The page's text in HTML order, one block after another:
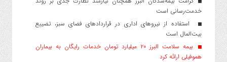
خدمت‌رسانی است
استفاده از نیروهای اداری در قراردادهای فضای سبز، تضییع
بیت‌المال است
بیمه سلامت البرز ۲۰ میلیارد تومان خدمات رایگان به بیماران
هموفیلی ارائه کرد